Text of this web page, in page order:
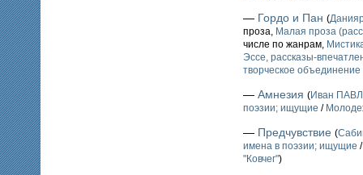
— Гордо и Пан (
проза, Малая проза
числе по жанрам,
Эссе, рассказы-
творческое объединение
— Амнезия (Иван
поэзии; ищущие /
— Предчувствие (
имена в поэзии; ищущие
"Ковчег")